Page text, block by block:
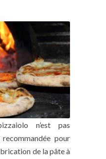
n’est pas
pour
de la pâte à